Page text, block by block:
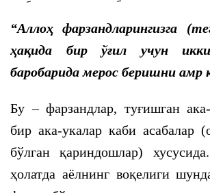
“Аллоҳ фарзандларингизга
ҳақида бир ўғил учун
баробарида мерос беришни амр
Бу – фарзандлар, туғишган
бир ака-укалар каби асабалар
бўлган қариндошлар)
ҳолатда аёлнинг воқелиги